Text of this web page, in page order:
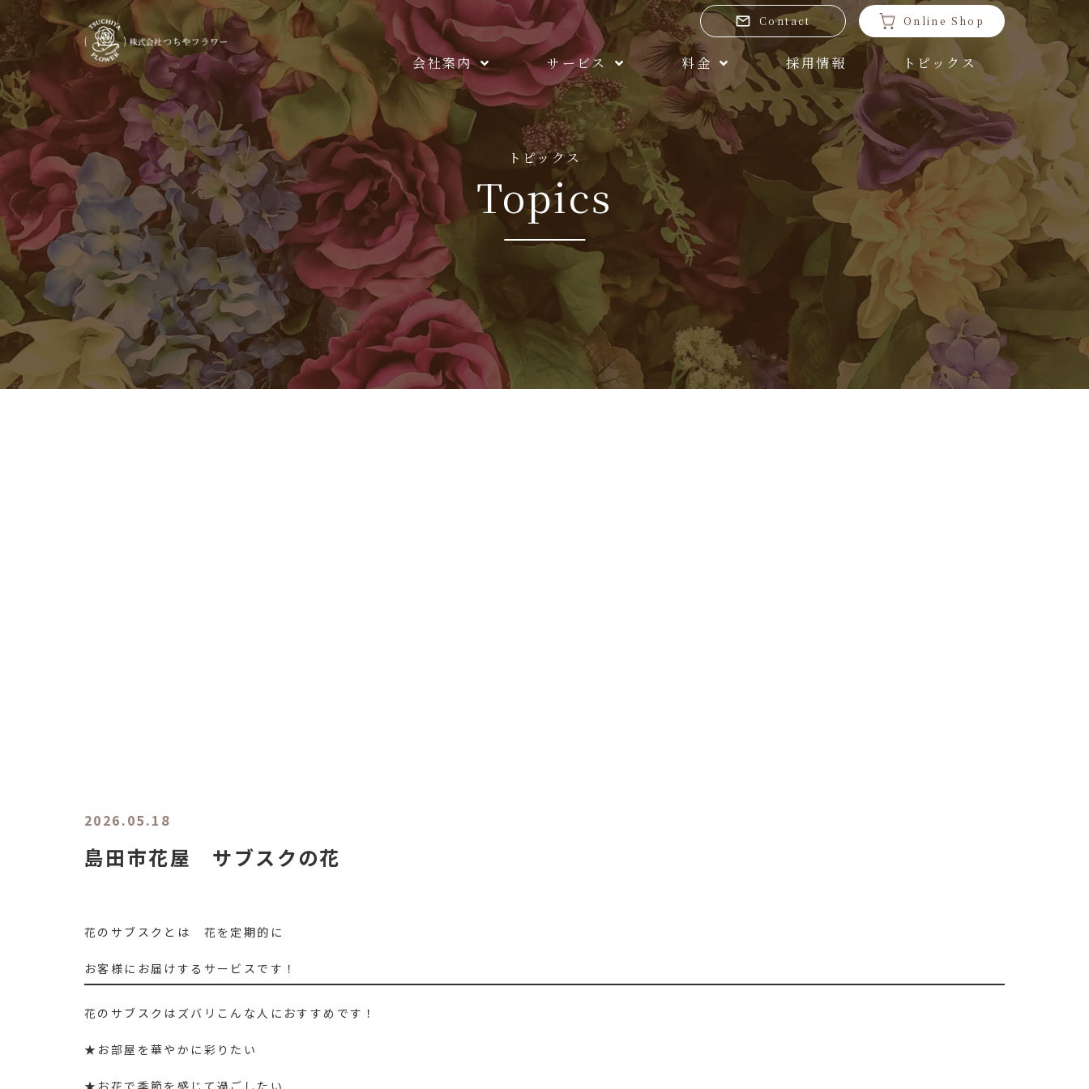
Contact Online Shop
会社案内 サービス 料金 採用情報 トピックス
トピックス
Topics
2026.05.18
島田市花屋 サブスクの花
花のサブスクとは 花を定期的に
お客様にお届けするサービスです！
花のサブスクはズバリこんな人におすすめです！
★お部屋を華やかに彩りたい
★お花で季節を感じて過ごしたい